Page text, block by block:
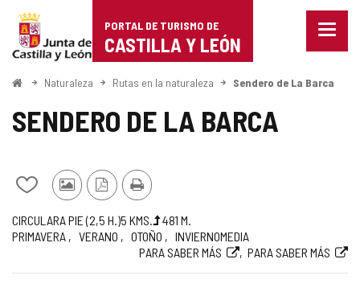
Portal
de
Turismo
de
Castilla
León
PORTAL DE TURISMO DE
CASTILLA Y LEÓN
Menu
InicioNaturaleza Rutas en la naturaleza Sendero de La Barca
SENDERO DE LA BARCA
Añadir/quitar
mis
cuadernos
Fotos
otros
turistas
VersiónImprimir
Trayecto
CIRCULAR
Medio A PIE (2,5 H. )
Longitud 5 KMS.
Desnivel
subida
481 M.
Recomendada
PRIMAVERA VERANO OTOÑO INVIERNO
Dificultad
de
ruta
MEDIA
Enlace
a
externa
PARA SABER MÁS PARA SABER MÁS